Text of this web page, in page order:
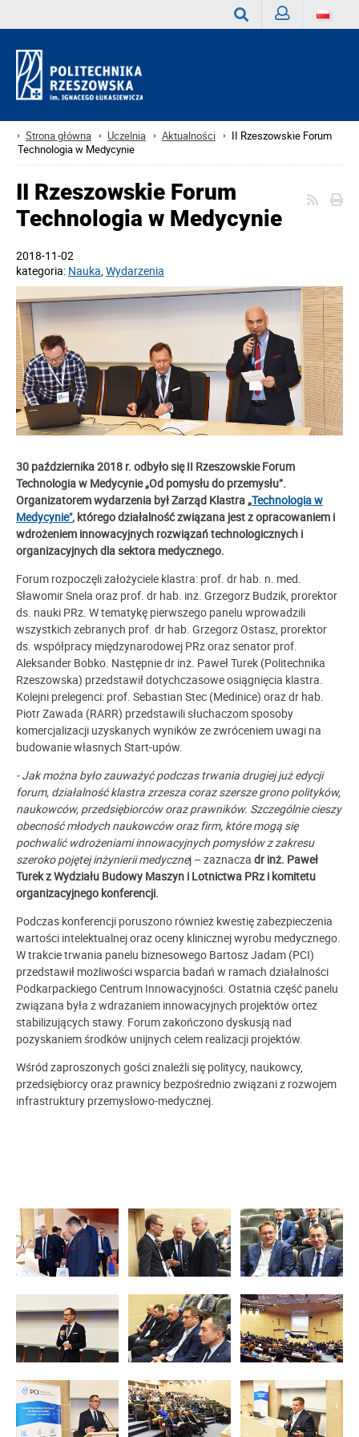
Strona główna Uczelnia Aktualności
II Rzeszowskie Forum
Technologia w Medycynie
II Rzeszowskie Forum
Technologia w Medycynie
2018-11-02
kategoria: Nauka,Wydarzenia
30 października 2018 r. odbyło się II Rzeszowskie Forum
Technologia w Medycynie „Od pomysłu do przemysłu”.
Organizatorem wydarzenia był Zarząd Klastra „Technologia w
Medycynie", którego działalność związana jest z opracowaniem i
wdrożeniem innowacyjnych rozwiązań technologicznych i
organizacyjnych dla sektora medycznego.
Forum rozpoczęli założyciele klastra: prof. dr hab. n. med.
Sławomir Snela oraz prof. dr hab. inż. Grzegorz Budzik, prorektor
ds. nauki PRz. W tematykę pierwszego panelu wprowadzili
wszystkich zebranych prof. dr hab. Grzegorz Ostasz, prorektor
ds. współpracy międzynarodowej PRz oraz senator prof.
Aleksander Bobko. Następnie dr inż. Paweł Turek (Politechnika
Rzeszowska) przedstawił dotychczasowe osiągnięcia klastra.
Kolejni prelegenci: prof. Sebastian Stec (Medinice) oraz dr hab.
Piotr Zawada (RARR) przedstawili słuchaczom sposoby
komercjalizacji uzyskanych wyników ze zwróceniem uwagi na
budowanie własnych Start-upów.
- Jak można było zauważyć podczas trwania drugiej już edycji
forum, działalność klastra zrzesza coraz szersze grono polityków,
naukowców, przedsiębiorców oraz prawników. Szczególnie cieszy
obecność młodych naukowców oraz firm, które mogą się
pochwalić wdrożeniami innowacyjnych pomysłów z zakresu
szeroko pojętej inżynierii medycznej – zaznacza dr inż. Paweł
Turek z Wydziału Budowy Maszyn i Lotnictwa PRz i komitetu
organizacyjnego konferencji.
Podczas konferencji poruszono również kwestię zabezpieczenia
wartości intelektualnej oraz oceny klinicznej wyrobu medycznego.
W trakcie trwania panelu biznesowego Bartosz Jadam (PCI)
przedstawił możliwości wsparcia badań w ramach działalności
Podkarpackiego Centrum Innowacyjności. Ostatnia część panelu
związana była z wdrażaniem innowacyjnych projektów ortez
stabilizujących stawy. Forum zakończono dyskusją nad
pozyskaniem środków unijnych celem realizacji projektów.
Wśród zaproszonych gości znaleźli się politycy, naukowcy,
przedsiębiorcy oraz prawnicy bezpośrednio związani z rozwojem
infrastruktury przemysłowo-medycznej.